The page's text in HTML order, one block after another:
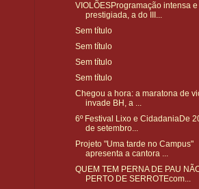
VIOLÕESProgramação intensa e
prestigiada, a do III...
Sem título
Sem título
Sem título
Sem título
Chegou a hora: a maratona de
invade BH, a ...
6º Festival Lixo e CidadaniaDe
de setembro...
Projeto "Uma tarde no Campus"
apresenta a cantora ...
QUEM TEM PERNA DE PAU
PERTO DE SERROTEcom...